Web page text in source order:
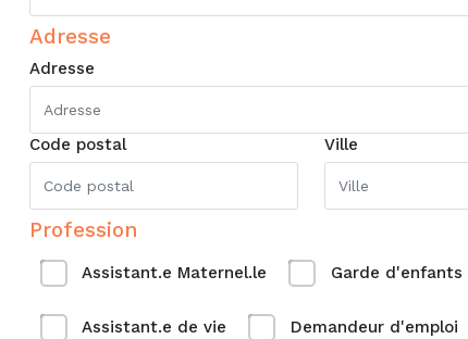
Adresse
Adresse
Code postal Ville
Profession
Assistant.e Maternel.le Garde d'enfants
Assistant.e de vie Demandeur d'emploi